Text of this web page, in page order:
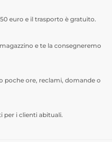
morbida
massima
custodia. La cornice
mentre il retro rigido
abrasioni. Il risultato è
JP MagFit
tecnologia e praticità in
euro e il trasporto è gratuito.
e te la consegneremo
ore, reclami, domande o
per i clienti abituali.